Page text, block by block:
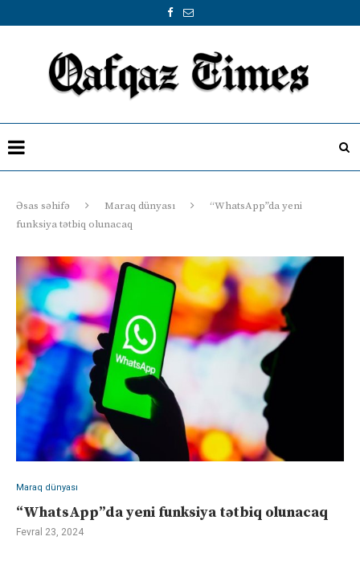
Əsas səhifə Maraq dünyası
“WhatsApp”da yeni
funksiya tətbiq olunacaq
Maraq dünyası
“WhatsApp”da yeni funksiya tətbiq olunacaq
Fevral 23, 2024